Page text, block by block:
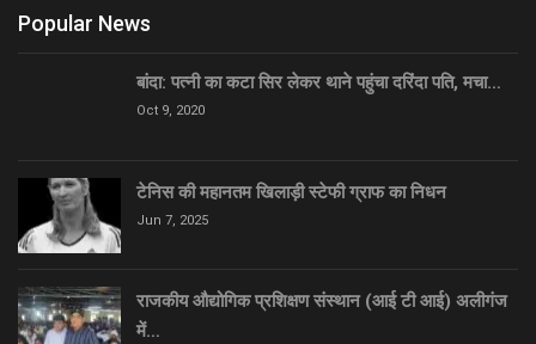
Popular News
बांदा: पत्नी का कटा सिर लेकर थाने पहुंचा दरिंदा पति, मचा…
Oct 9, 2020
टेनिस की महानतम खिलाड़ी स्टेफी ग्राफ का निधन
Jun 7, 2025
राजकीय औद्योगिक प्रशिक्षण संस्थान (आई टी आई) अलीगंज
में…